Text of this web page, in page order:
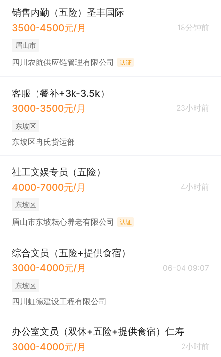
销售内勤（五险）圣丰国际
3500-4500元/月
18分钟前
眉山市
四川农航供应链管理有限公司 认证
客服（餐补+3k-3.5k）
3000-3500元/月
23小时前
东坡区
东坡区冉氏货运部
社工文娱专员（五险）
4000-7000元/月
4小时前
东坡区
眉山市东坡耘心养老有限公司 认证
综合文员（五险+提供食宿）
3000-4000元/月
06-04 09:07
东坡区
四川虹德建设工程有限公司
办公室文员（双休+五险+提供食宿）仁寿
3000-4000元/月
2小时前